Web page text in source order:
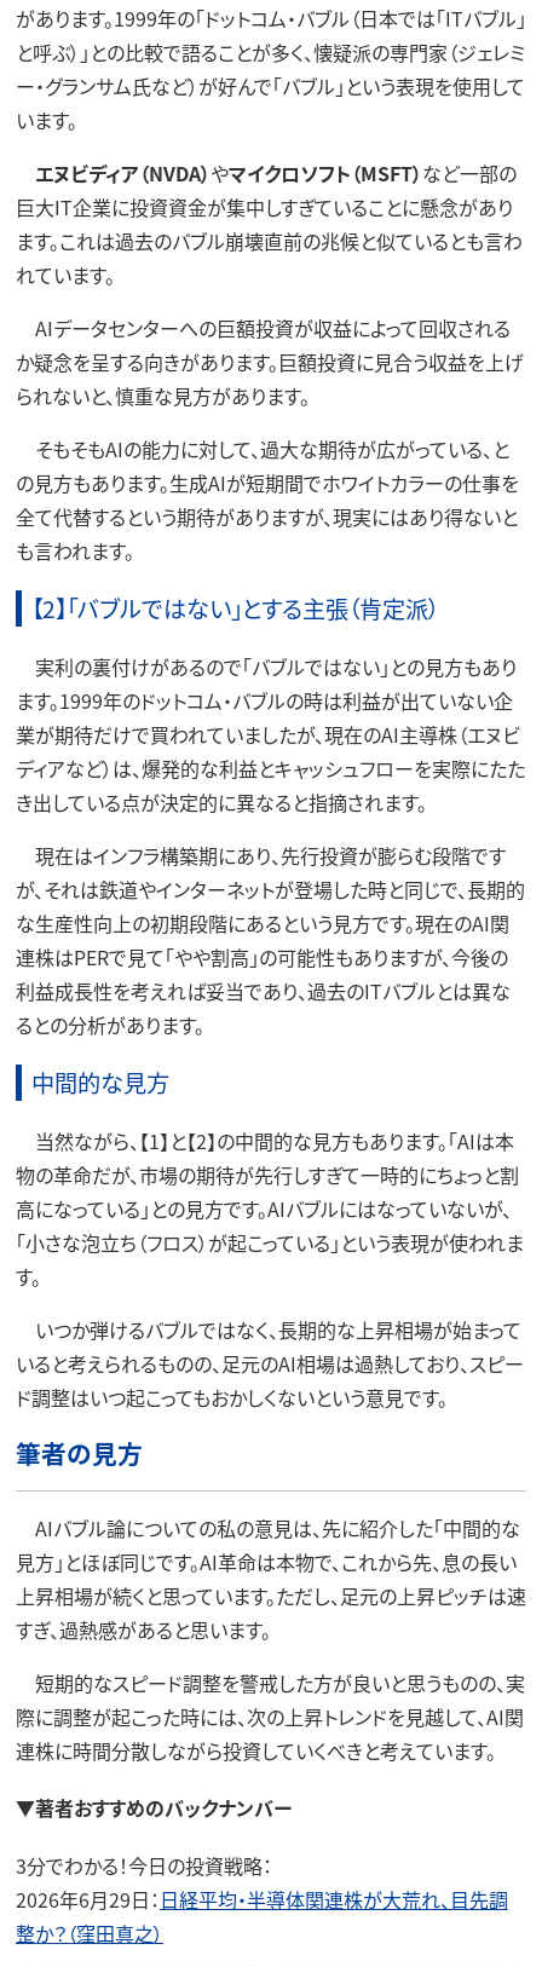
があります。1999年の「ドットコム・バブル（日本では「ITバブル」
と呼ぶ）」との比較で語ることが多く、懐疑派の専門家（ジェレミ
ー・グランサム氏など）が好んで「バブル」という表現を使用して
います。
エヌビディア（NVDA）やマイクロソフト（MSFT）など一部の
巨大IT企業に投資資金が集中しすぎていることに懸念があり
ます。これは過去のバブル崩壊直前の兆候と似ているとも言わ
れています。
AIデータセンターへの巨額投資が収益によって回収される
か疑念を呈する向きがあります。巨額投資に見合う収益を上げ
られないと、慎重な見方があります。
そもそもAIの能力に対して、過大な期待が広がっている、と
の見方もあります。生成AIが短期間でホワイトカラーの仕事を
全て代替するという期待がありますが、現実にはあり得ないと
も言われます。
【2】「バブルではない」とする主張（肯定派）
実利の裏付けがあるので「バブルではない」との見方もあり
ます。1999年のドットコム・バブルの時は利益が出ていない企
業が期待だけで買われていましたが、現在のAI主導株（エヌビ
ディアなど）は、爆発的な利益とキャッシュフローを実際にたた
き出している点が決定的に異なると指摘されます。
現在はインフラ構築期にあり、先行投資が膨らむ段階です
が、それは鉄道やインターネットが登場した時と同じで、長期的
な生産性向上の初期段階にあるという見方です。現在のAI関
連株はPERで見て「やや割高」の可能性もありますが、今後の
利益成長性を考えれば妥当であり、過去のITバブルとは異な
るとの分析があります。
中間的な見方
当然ながら、【1】と【2】の中間的な見方もあります。「AIは本
物の革命だが、市場の期待が先行しすぎて一時的にちょっと割
高になっている」との見方です。AIバブルにはなっていないが、
「小さな泡立ち（フロス）が起こっている」という表現が使われま
す。
いつか弾けるバブルではなく、長期的な上昇相場が始まって
いると考えられるものの、足元のAI相場は過熱しており、スピー
ド調整はいつ起こってもおかしくないという意見です。
筆者の見方
AIバブル論についての私の意見は、先に紹介した「中間的な
見方」とほぼ同じです。AI革命は本物で、これから先、息の長い
上昇相場が続くと思っています。ただし、足元の上昇ピッチは速
すぎ、過熱感があると思います。
短期的なスピード調整を警戒した方が良いと思うものの、実
際に調整が起こった時には、次の上昇トレンドを見越して、AI関
連株に時間分散しながら投資していくべきと考えています。
▼著者おすすめのバックナンバー
3分でわかる！今日の投資戦略：
2026年6月29日： 日経平均・半導体関連株が大荒れ、目先調
整か？（窪田真之）